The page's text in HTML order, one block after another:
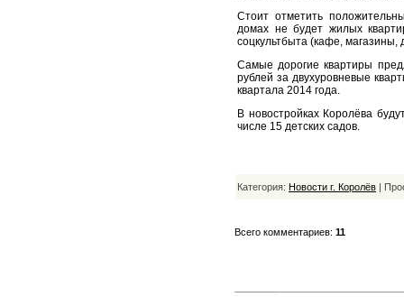
Стоит отметить
домах не будет жилых
соцкультбыта (кафе, магазины,
Самые дорогие квартиры
рублей за двухуровневые
квартала 2014 года.
В новостройках Королёва
числе 15 детских садов.
Категория: Новости г. Королёв |
Всего комментариев: 11